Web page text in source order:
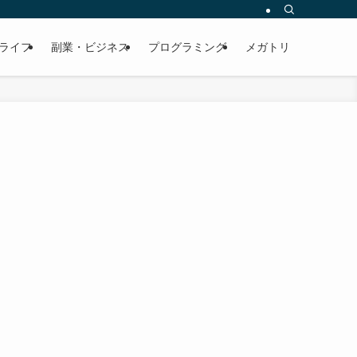
イフ 副業・ビジネス プログラミング メガトリ